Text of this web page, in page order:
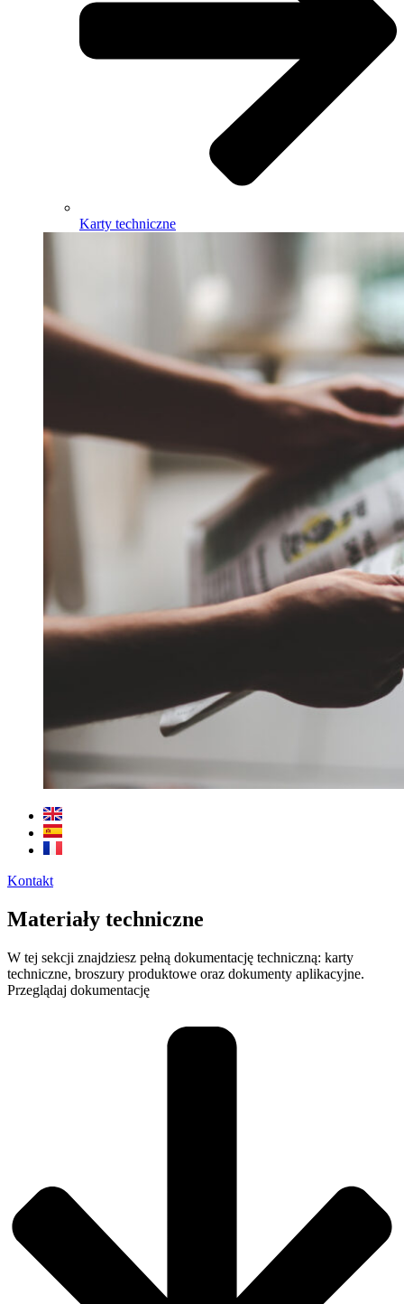
Karty techniczne
Kontakt
Materiały techniczne
W tej sekcji znajdziesz pełną dokumentację techniczną: karty
techniczne, broszury produktowe oraz dokumenty aplikacyjne.
Przeglądaj dokumentację